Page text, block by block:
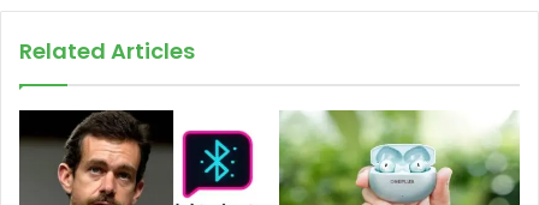
Related Articles